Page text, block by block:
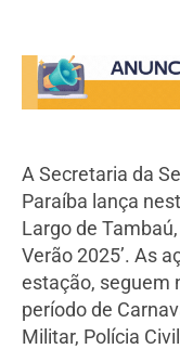
A Secretaria da
Paraíba lança
Largo de
Verão 2025’. As
estação, seguem
período de
Militar, Polícia